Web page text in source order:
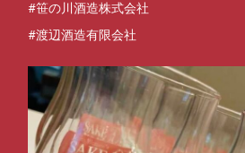
#笹の川酒造株式会社
#渡辺酒造有限会社